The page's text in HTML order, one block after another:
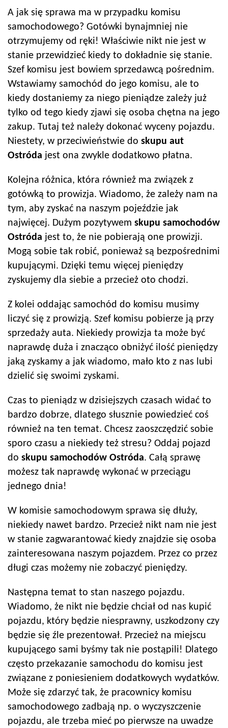
A jak się sprawa ma w przypadku komisu
samochodowego? Gotówki bynajmniej nie
otrzymujemy od ręki! Właściwie nikt nie jest w
stanie przewidzieć kiedy to dokładnie się stanie.
Szef komisu jest bowiem sprzedawcą pośrednim.
Wstawiamy samochód do jego komisu, ale to
kiedy dostaniemy za niego pieniądze zależy już
tylko od tego kiedy zjawi się osoba chętna na jego
zakup. Tutaj też należy dokonać wyceny pojazdu.
Niestety, w przeciwieństwie do skupu aut
Ostróda jest ona zwykle dodatkowo płatna.
Kolejna różnica, która również ma związek z
gotówką to prowizja. Wiadomo, że zależy nam na
tym, aby zyskać na naszym pojeździe jak
najwięcej. Dużym pozytywem skupu samochodów
Ostróda jest to, że nie pobierają one prowizji.
Mogą sobie tak robić, ponieważ są bezpośrednimi
kupującymi. Dzięki temu więcej pieniędzy
zyskujemy dla siebie a przecież oto chodzi.
Z kolei oddając samochód do komisu musimy
liczyć się z prowizją. Szef komisu pobierze ją przy
sprzedaży auta. Niekiedy prowizja ta może być
naprawdę duża i znacząco obniżyć ilość pieniędzy
jaką zyskamy a jak wiadomo, mało kto z nas lubi
dzielić się swoimi zyskami.
Czas to pieniądz w dzisiejszych czasach widać to
bardzo dobrze, dlatego słusznie powiedzieć coś
również na ten temat. Chcesz zaoszczędzić sobie
sporo czasu a niekiedy też stresu? Oddaj pojazd
do skupu samochodów Ostróda. Całą sprawę
możesz tak naprawdę wykonać w przeciągu
jednego dnia!
W komisie samochodowym sprawa się dłuży,
niekiedy nawet bardzo. Przecież nikt nam nie jest
w stanie zagwarantować kiedy znajdzie się osoba
zainteresowana naszym pojazdem. Przez co przez
długi czas możemy nie zobaczyć pieniędzy.
Następna temat to stan naszego pojazdu.
Wiadomo, że nikt nie będzie chciał od nas kupić
pojazdu, który będzie niesprawny, uszkodzony czy
będzie się źle prezentował. Przecież na miejscu
kupującego sami byśmy tak nie postąpili! Dlatego
często przekazanie samochodu do komisu jest
związane z poniesieniem dodatkowych wydatków.
Może się zdarzyć tak, że pracownicy komisu
samochodowego zadbają np. o wyczyszczenie
pojazdu, ale trzeba mieć po pierwsze na uwadze